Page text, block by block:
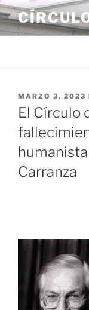
Saltar
al
contenido
PUBLICADO
EL
MARZO 3, 2023
El Círculo
Carranza